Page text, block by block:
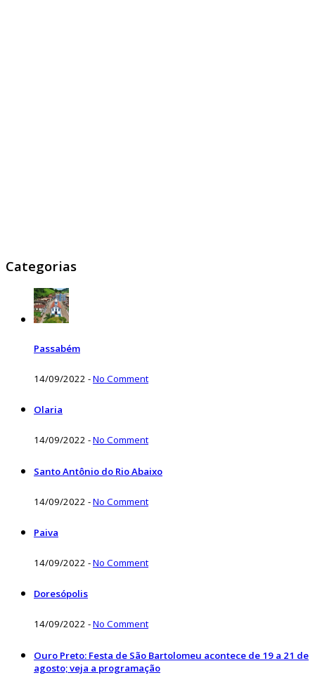
Categorias
Passabém
14/09/2022 -No Comment
Olaria
14/09/2022 -No Comment
Santo Antônio do Rio Abaixo
14/09/2022 -No Comment
Paiva
14/09/2022 -No Comment
Doresópolis
14/09/2022 -No Comment
Ouro Preto: Festa de São Bartolomeu acontece de 19 a 21 de
agosto; veja a programação